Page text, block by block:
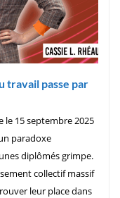
travail passe par
le 15 septembre 2025
paradoxe
diplômés grimpe.
collectif massif
leur place dans